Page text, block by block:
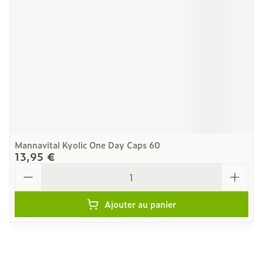
Mannavital Kyolic One Day Caps 60
13,95 €
Ajouter au panier